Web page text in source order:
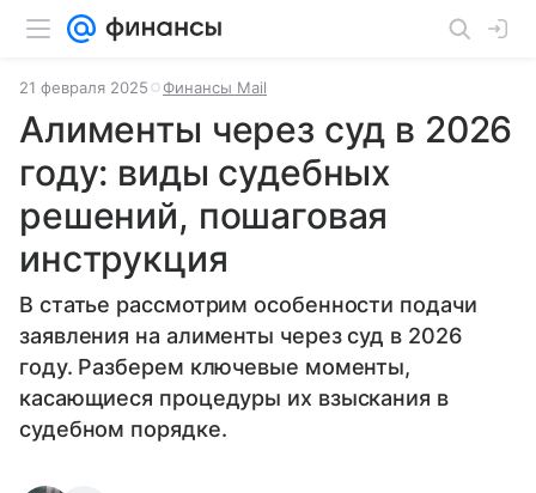
21 февраля 2025 Финансы Mail
Алименты через суд в 2026
году: виды судебных
решений, пошаговая
инструкция
В статье рассмотрим особенности подачи
заявления на алименты через суд в 2026
году. Разберем ключевые моменты,
касающиеся процедуры их взыскания в
судебном порядке.